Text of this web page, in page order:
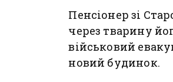
Пенсіонер зі
через тварину
військовий
новий будинок.